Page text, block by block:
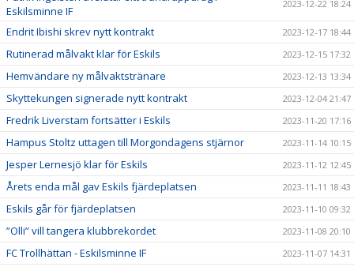
Eskilsminne IF
2023-12-22 18:24
Endrit Ibishi skrev nytt kontrakt 2023-12-17 18:44
Rutinerad målvakt klar för Eskils 2023-12-15 17:32
Hemvändare ny målvaktstränare 2023-12-13 13:34
Skyttekungen signerade nytt kontrakt 2023-12-04 21:47
Fredrik Liverstam fortsätter i Eskils 2023-11-20 17:16
Hampus Stoltz uttagen till Morgondagens stjärnor 2023-11-14 10:15
Jesper Lernesjö klar för Eskils 2023-11-12 12:45
Årets enda mål gav Eskils fjärdeplatsen 2023-11-11 18:43
Eskils går för fjärdeplatsen 2023-11-10 09:32
”Olli” vill tangera klubbrekordet 2023-11-08 20:10
FC Trollhättan - Eskilsminne IF 2023-11-07 14:31